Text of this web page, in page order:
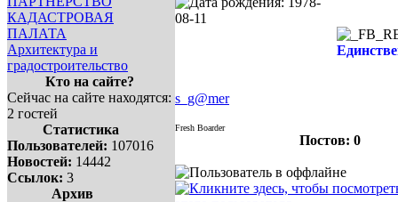
КАДАСТРОВАЯ
ПАЛАТА
Архитектура и
градостроительство
Кто на сайте?
Сейчас на сайте находятся:
2 гостей
Статистика
Пользователей: 107016
Новостей: 14442
Ссылок: 3
Архив
s_g@mer
Fresh Boarder
Постов: 0